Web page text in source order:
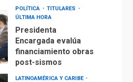
POLÍTICA
TITULARES
ÚLTIMA HORA
Presidenta
Encargada evalúa
financiamiento obras
post-sismos
LATINOAMÉRICA Y CARIBE